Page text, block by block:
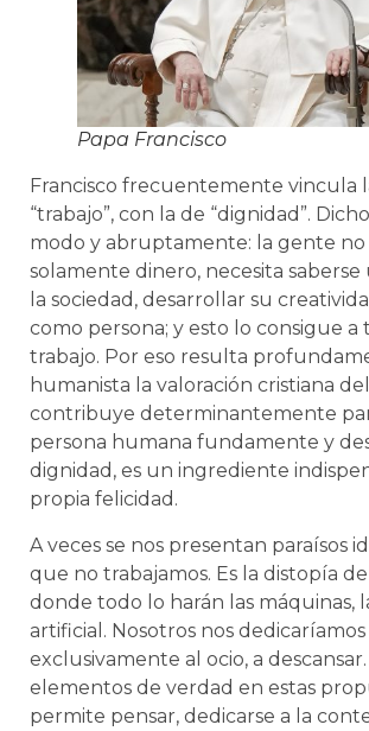
Papa Francisco
Francisco frecuentemente vincula
“trabajo”, con la de “dignidad”.
modo y abruptamente: la gente no
solamente dinero, necesita saberse
la sociedad, desarrollar su
como persona; y esto lo consigue a
trabajo. Por eso resulta
humanista la valoración cristiana
contribuye determinantemente
persona humana fundamente y
dignidad, es un ingrediente
propia felicidad.
A veces se nos presentan paraísos
que no trabajamos. Es la distopía
donde todo lo harán las máquinas,
artificial. Nosotros nos dedicaríamos
exclusivamente al ocio, a
elementos de verdad en estas
permite pensar, dedicarse a la